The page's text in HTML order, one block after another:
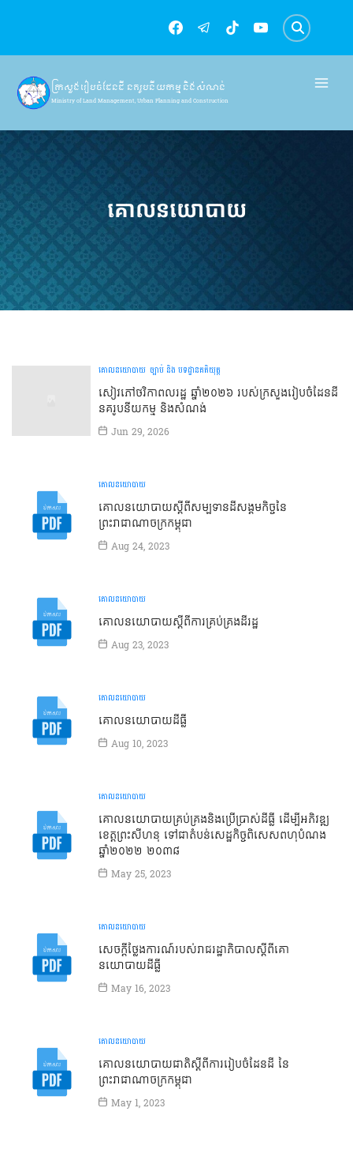
content
ក្រសួងរៀបចំដែនដី នគរូបនីយកម្ម និងសំណង់
Ministry of Land Management, Urban Planning and Construction
គោលនយោបាយ
គោលនយោបាយ ច្បាប់ និង បទដ្ឋានគតិយុត្ត
សៀវភៅថវិកាពលរដ្ឋ ឆ្នាំ២០២៦ របស់ក្រសួងរៀបចំដែនដី
នគរូបនីយកម្ម និងសំណង់
Jun 29, 2026
គោលនយោបាយ
គោលនយោបាយស្ដីពីសម្បទានដីសង្គមកិច្ចនៃ
ព្រះរាជាណាចក្រកម្ពុជា
Aug 24, 2023
គោលនយោបាយ
គោលនយោបាយស្ដីពីការគ្រប់គ្រងដីរដ្ឋ
Aug 23, 2023
គោលនយោបាយ
គោលនយោបាយដីធ្លី
Aug 10, 2023
គោលនយោបាយ
គោលនយោបាយគ្រប់គ្រងនិងប្រើប្រាស់ដីធ្លី ដើម្បីអភិវឌ្ឍ
ខេត្តព្រះសីហនុ ទៅជាតំបន់សេដ្ឋកិច្ចពិសេសពហុបំណង
ឆ្នាំ២០២២ ២០៣៨
May 25, 2023
គោលនយោបាយ
សេចក្ដីថ្លែងការណ៍របស់រាជរដ្ឋាភិបាលស្ដីពីគោ
នយោបាយដីធ្លី
May 16, 2023
គោលនយោបាយ
គោលនយោបាយជាតិស្ដីពីការរៀបចំដែនដី នៃ
ព្រះរាជាណាចក្រកម្ពុជា
May 1, 2023